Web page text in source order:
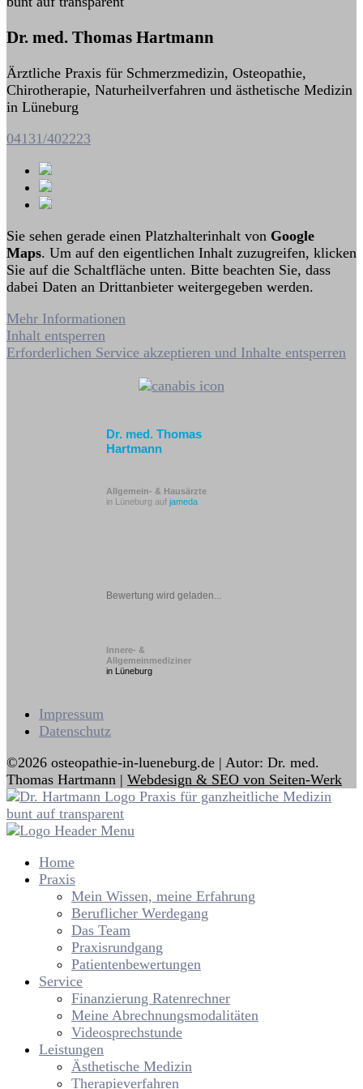
Dr. med. Thomas Hartmann
Ärztliche Praxis für Schmerzmedizin, Osteopathie,
Chirotherapie, Naturheilverfahren und ästhetische Medizin
in Lüneburg
04131/402223
Sie sehen gerade einen Platzhalterinhalt von Google
Maps. Um auf den eigentlichen Inhalt zuzugreifen, klicken
Sie auf die Schaltfläche unten. Bitte beachten Sie, dass
dabei Daten an Drittanbieter weitergegeben werden.
Mehr Informationen
Inhalt entsperren
Erforderlichen Service akzeptieren und Inhalte entsperren
Dr. med. Thomas
Hartmann
Allgemein- & Hausärzte
in Lüneburg auf jameda
Bewertung wird geladen...
Innere- &
Allgemeinmediziner
in Lüneburg
Impressum
Datenschutz
©2026 osteopathie-in-lueneburg.de | Autor: Dr. med.
Thomas Hartmann | Webdesign & SEO von Seiten-Werk
Home
Praxis
Mein Wissen, meine Erfahrung
Beruflicher Werdegang
Das Team
Praxisrundgang
Patientenbewertungen
Service
Finanzierung Ratenrechner
Meine Abrechnungsmodalitäten
Videosprechstunde
Leistungen
Ästhetische Medizin
Therapieverfahren